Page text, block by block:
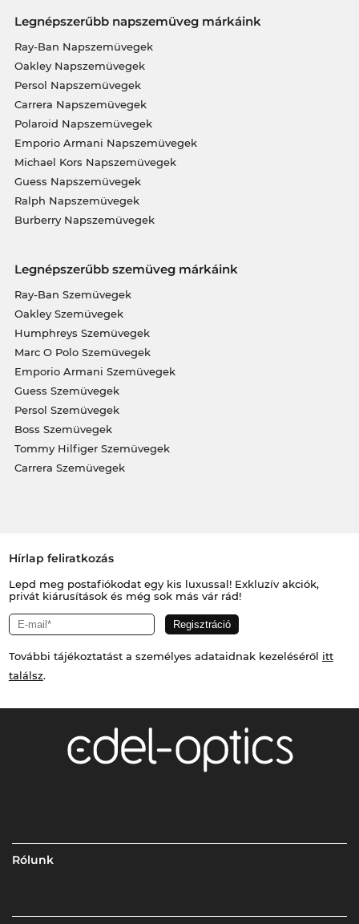
Legnépszerűbb napszemüveg márkáink
Ray-Ban Napszemüvegek
Oakley Napszemüvegek
Persol Napszemüvegek
Carrera Napszemüvegek
Polaroid Napszemüvegek
Emporio Armani Napszemüvegek
Michael Kors Napszemüvegek
Guess Napszemüvegek
Ralph Napszemüvegek
Burberry Napszemüvegek
Legnépszerűbb szemüveg márkáink
Ray-Ban Szemüvegek
Oakley Szemüvegek
Humphreys Szemüvegek
Marc O Polo Szemüvegek
Emporio Armani Szemüvegek
Guess Szemüvegek
Persol Szemüvegek
Boss Szemüvegek
Tommy Hilfiger Szemüvegek
Carrera Szemüvegek
Hírlap feliratkozás
Lepd meg postafiókodat egy kis luxussal! Exkluzív akciók,
privát kiárusítások és még sok más vár rád!
További tájékoztatást a személyes adataidnak kezeléséről itt
találsz.
Rólunk